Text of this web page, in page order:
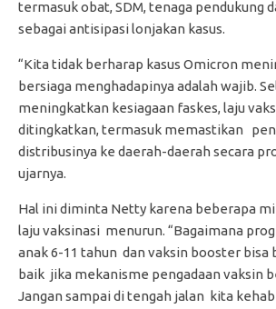
termasuk obat, SDM, tenaga pendukung
sebagai antisipasi lonjakan kasus.
“Kita tidak berharap kasus Omicron
bersiaga menghadapinya adalah wajib.
meningkatkan kesiagaan faskes, laju
ditingkatkan, termasuk memastikan
distribusinya ke daerah-daerah secara
ujarnya.
Hal ini diminta Netty karena beberapa
laju vaksinasi menurun. “Bagaimana
anak 6-11 tahun dan vaksin booster bisa
baik jika mekanisme pengadaan vaksin
Jangan sampai di tengah jalan kita